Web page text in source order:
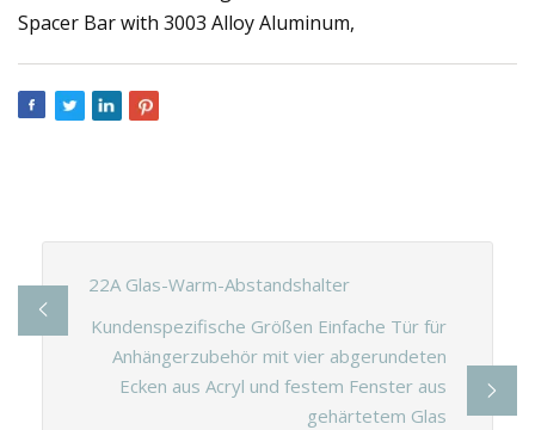
22A Glas-Warm-Abstandshalter
Kundenspezifische Größen Einfache Tür für
Anhängerzubehör mit vier abgerundeten
Ecken aus Acryl und festem Fenster aus
gehärtetem Glas